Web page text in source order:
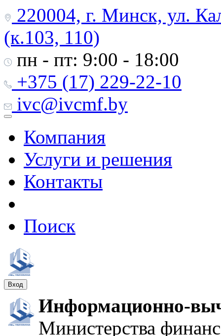
220004, г. Минск, ул.
(к.103, 110)
пн - пт: 9:00 - 18:00
+375 (17) 229-22-10
ivc@ivcmf.by
Компания
Услуги и решения
Контакты
Поиск
Вход
Информационно-
Министерства